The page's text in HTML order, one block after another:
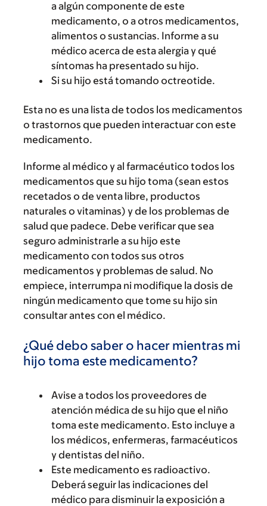
a algún componente de este
medicamento, o a otros medicamentos,
alimentos o sustancias. Informe a su
médico acerca de esta alergia y qué
síntomas ha presentado su hijo.
Si su hijo está tomando octreotide.
Esta no es una lista de todos los medicamentos
o trastornos que pueden interactuar con este
medicamento.
Informe al médico y al farmacéutico todos los
medicamentos que su hijo toma (sean estos
recetados o de venta libre, productos
naturales o vitaminas) y de los problemas de
salud que padece. Debe verificar que sea
seguro administrarle a su hijo este
medicamento con todos sus otros
medicamentos y problemas de salud. No
empiece, interrumpa ni modifique la dosis de
ningún medicamento que tome su hijo sin
consultar antes con el médico.
¿Qué debo saber o hacer mientras mi
hijo toma este medicamento?
Avise a todos los proveedores de
atención médica de su hijo que el niño
toma este medicamento. Esto incluye a
los médicos, enfermeras, farmacéuticos
y dentistas del niño.
Este medicamento es radioactivo.
Deberá seguir las indicaciones del
médico para disminuir la exposición a